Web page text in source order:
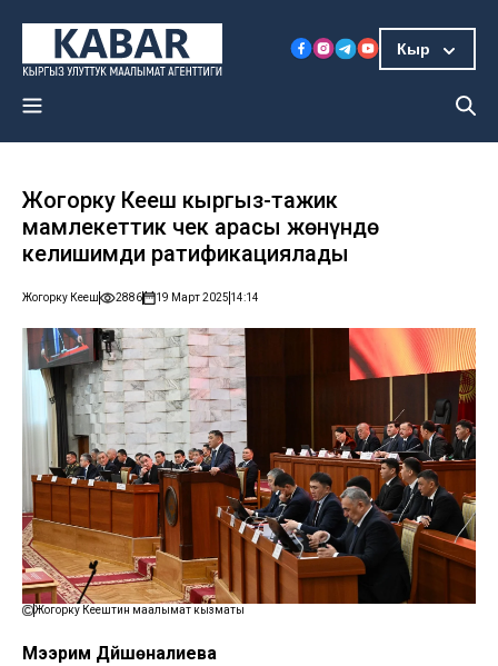
Кыр
Жогорку Кеңеш кыргыз-тажик
мамлекеттик чек арасы жөнүндө
келишимди ратификациялады
Жогорку Кеңеш 2886 19 Март 2025 14:14
Жогорку Кеңештин маалымат кызматы
Мээрим Дүйшөналиева